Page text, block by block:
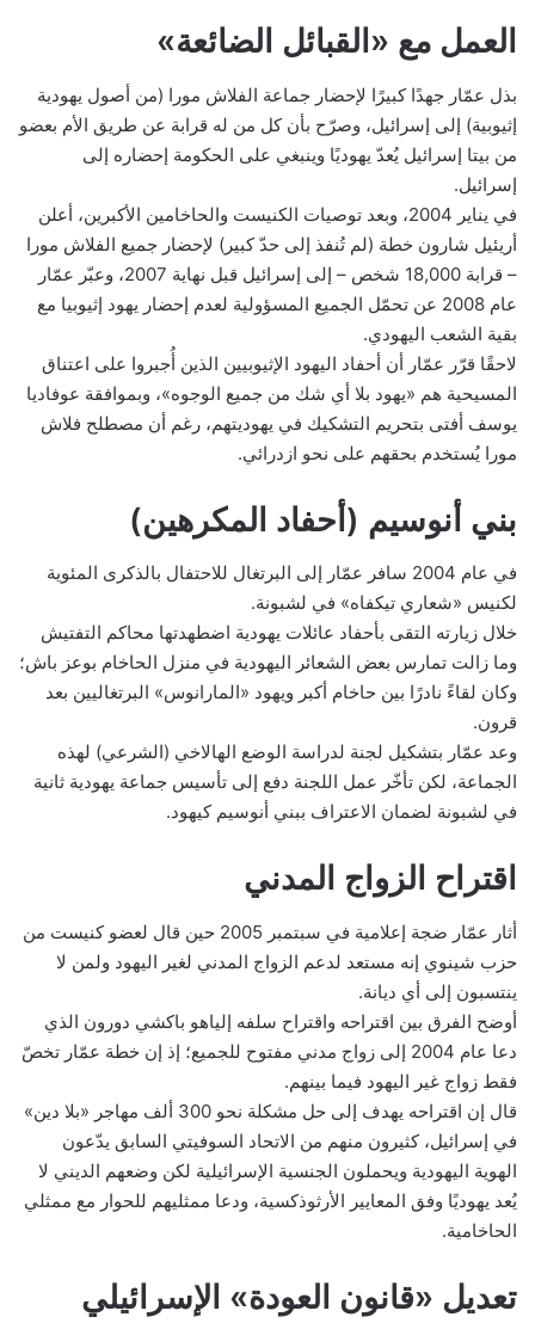
العمل مع «القبائل الضائعة»
بذل عمّار جهدًا كبيرًا لإحضار جماعة الفلاش مورا (من أصول يهودية
إثيوبية) إلى إسرائيل، وصرّح بأن كل من له قرابة عن طريق الأم بعضو
من بيتا إسرائيل يُعدّ يهوديًا وينبغي على الحكومة إحضاره إلى
إسرائيل.
في يناير 2004، وبعد توصيات الكنيست والحاخامين الأكبرين، أعلن
أريئيل شارون خطة (لم تُنفذ إلى حدّ كبير) لإحضار جميع الفلاش مورا
– قرابة 18,000 شخص – إلى إسرائيل قبل نهاية 2007، وعبّر عمّار
عام 2008 عن تحمّل الجميع المسؤولية لعدم إحضار يهود إثيوبيا مع
بقية الشعب اليهودي.
لاحقًا قرّر عمّار أن أحفاد اليهود الإثيوبيين الذين أُجبروا على اعتناق
المسيحية هم «يهود بلا أي شك من جميع الوجوه»، وبموافقة عوفاديا
يوسف أفتى بتحريم التشكيك في يهوديتهم، رغم أن مصطلح فلاش
مورا يُستخدم بحقهم على نحو ازدرائي.
بني أنوسيم (أحفاد المكرهين)
في عام 2004 سافر عمّار إلى البرتغال للاحتفال بالذكرى المئوية
لكنيس «شعاري تيكفاه» في لشبونة.
خلال زيارته التقى بأحفاد عائلات يهودية اضطهدتها محاكم التفتيش
وما زالت تمارس بعض الشعائر اليهودية في منزل الحاخام بوعز باش؛
وكان لقاءً نادرًا بين حاخام أكبر ويهود «المارانوس» البرتغاليين بعد
قرون.
وعد عمّار بتشكيل لجنة لدراسة الوضع الهالاخي (الشرعي) لهذه
الجماعة، لكن تأخّر عمل اللجنة دفع إلى تأسيس جماعة يهودية ثانية
في لشبونة لضمان الاعتراف ببني أنوسيم كيهود.
اقتراح الزواج المدني
أثار عمّار ضجة إعلامية في سبتمبر 2005 حين قال لعضو كنيست من
حزب شينوي إنه مستعد لدعم الزواج المدني لغير اليهود ولمن لا
ينتسبون إلى أي ديانة.
أوضح الفرق بين اقتراحه واقتراح سلفه إلياهو باكشي دورون الذي
دعا عام 2004 إلى زواج مدني مفتوح للجميع؛ إذ إن خطة عمّار تخصّ
فقط زواج غير اليهود فيما بينهم.
قال إن اقتراحه يهدف إلى حل مشكلة نحو 300 ألف مهاجر «بلا دين»
في إسرائيل، كثيرون منهم من الاتحاد السوفيتي السابق يدّعون
الهوية اليهودية ويحملون الجنسية الإسرائيلية لكن وضعهم الديني لا
يُعد يهوديًا وفق المعايير الأرثوذكسية، ودعا ممثليهم للحوار مع ممثلي
الحاخامية.
تعديل «قانون العودة» الإسرائيلي